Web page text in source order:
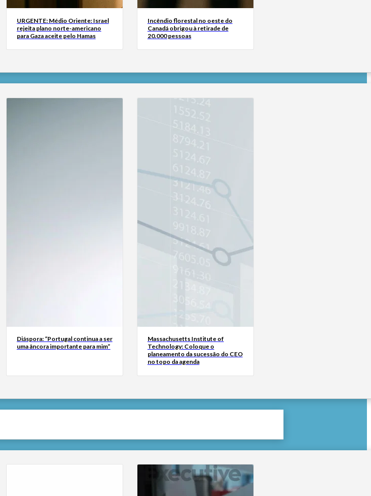
URGENTE: Médio Oriente: Israel
rejeita plano norte-americano
para Gaza aceite pelo Hamas
Incêndio florestal no oeste do
Canadá obrigou à retirade de
20.000 pessoas
Diáspora: “Portugal continua a ser
uma âncora importante para mim”
Massachusetts Institute of
Technology: Coloque o
planeamento da sucessão do CEO
no topo da agenda